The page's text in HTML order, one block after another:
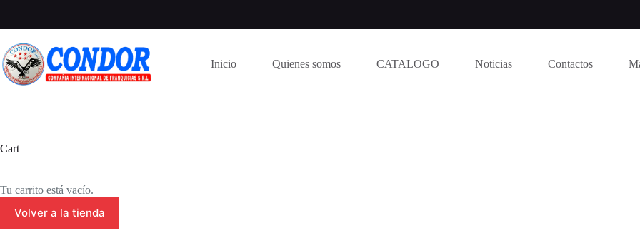
contenido
Inicio Quienes somos CATALOGO Noticias Contactos
Cart
Tu carrito está vacío.
Volver a la tienda